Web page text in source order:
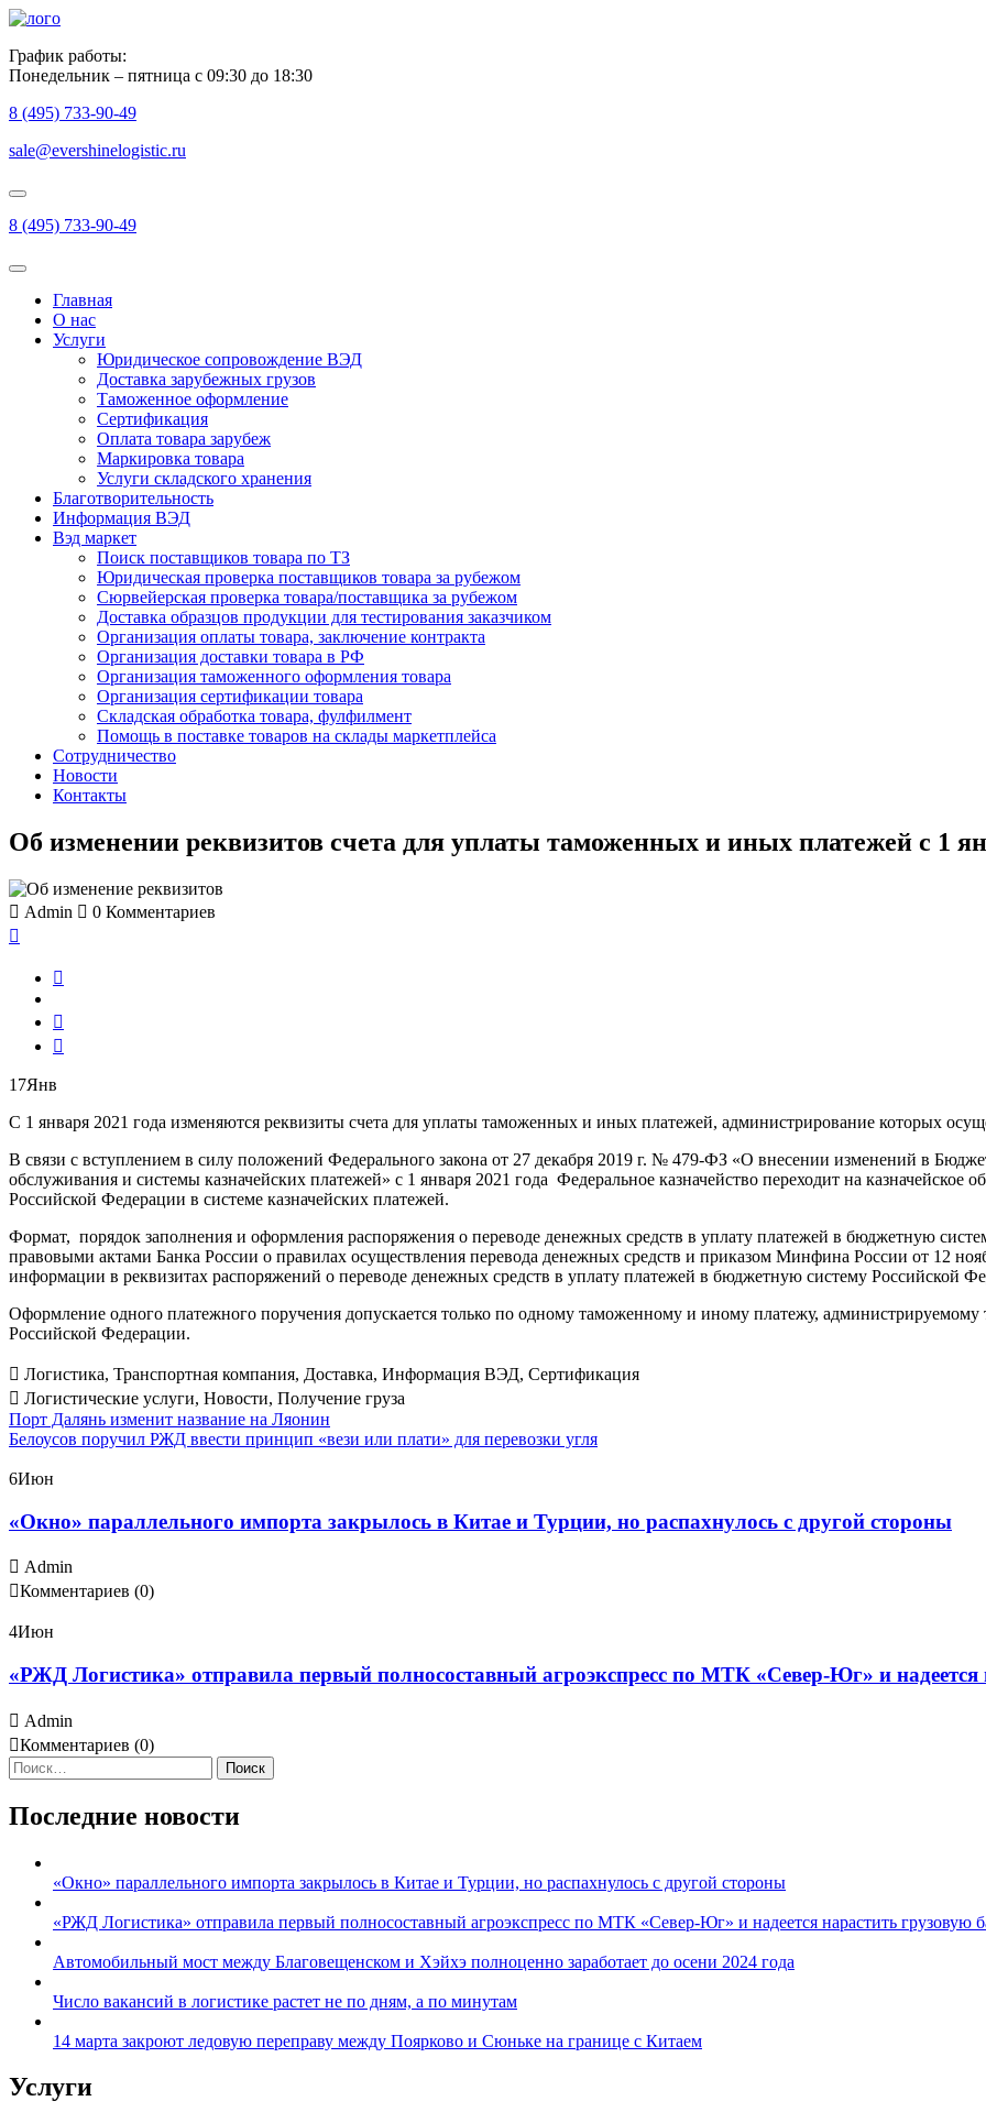
График работы:
Понедельник – пятница с 09:30 до 18:30
8 (495) 733-90-49
sale@evershinelogistic.ru
8 (495) 733-90-49
Главная
О нас
Услуги
Юридическое сопровождение ВЭД
Доставка зарубежных грузов
Таможенное оформление
Сертификация
Оплата товара зарубеж
Маркировка товара
Услуги складского хранения
Благотворительность
Информация ВЭД
Вэд маркет
Поиск поставщиков товара по ТЗ
Юридическая проверка поставщиков товара за рубежом
Сюрвейерская проверка товара/поставщика за рубежом
Доставка образцов продукции для тестирования заказчиком
Организация оплаты товара, заключение контракта
Организация доставки товара в РФ
Организация таможенного оформления товара
Организация сертификации товара
Складская обработка товара, фулфилмент
Помощь в поставке товаров на склады маркетплейса
Сотрудничество
Новости
Контакты
Об изменении реквизитов счета для уплаты таможенных и иных платежей с 1
Admin 0 Комментариев
17Янв
С 1 января 2021 года изменяются реквизиты счета для уплаты таможенных и иных платежей, администрирование которых
В связи с вступлением в силу положений Федерального закона от 27 декабря 2019 г. № 479-ФЗ «О внесении изменений в
обслуживания и системы казначейских платежей» с 1 января 2021 года Федеральное казначейство переходит на
Российской Федерации в системе казначейских платежей.
Формат, порядок заполнения и оформления распоряжения о переводе денежных средств в уплату платежей в бюджетную
правовыми актами Банка России о правилах осуществления перевода денежных средств и приказом Минфина России от 12
информации в реквизитах распоряжений о переводе денежных средств в уплату платежей в бюджетную систему Российской
Оформление одного платежного поручения допускается только по одному таможенному и иному платежу,
Российской Федерации.
Логистика, Транспортная компания, Доставка, Информация ВЭД, Сертификация
Логистические услуги, Новости, Получение груза
Post
navigation
Порт Далянь изменит название на Ляонин
Белоусов поручил РЖД ввести принцип «вези или плати» для перевозки угля
6Июн
«Окно» параллельного импорта закрылось в Китае и Турции, но распахнулось с другой стороны
Admin
Комментариев (0)
4Июн
«РЖД Логистика» отправила первый полносоставный агроэкспресс по МТК «Север-Юг» и надеется
Admin
Комментариев (0)
Найти:
Последние новости
«Окно» параллельного импорта закрылось в Китае и Турции, но распахнулось с другой стороны
«РЖД Логистика» отправила первый полносоставный агроэкспресс по МТК «Север-Юг» и надеется нарастить грузовую
Автомобильный мост между Благовещенском и Хэйхэ полноценно заработает до осени 2024 года
Число вакансий в логистике растет не по дням, а по минутам
14 марта закроют ледовую переправу между Поярково и Сюньке на границе с Китаем
Услуги